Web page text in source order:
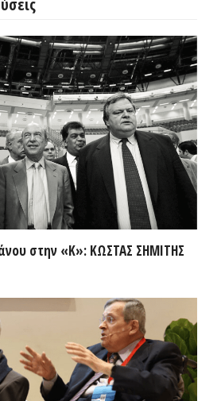
στην «Κ»: ΚΩΣΤΑΣ ΣΗΜΙΤΗΣ